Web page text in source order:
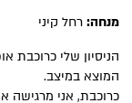
מנחה: רחל קיני
הניסיון שלי כרוכבת
המוצא במיצב.
כרוכבת, אני מרגישה